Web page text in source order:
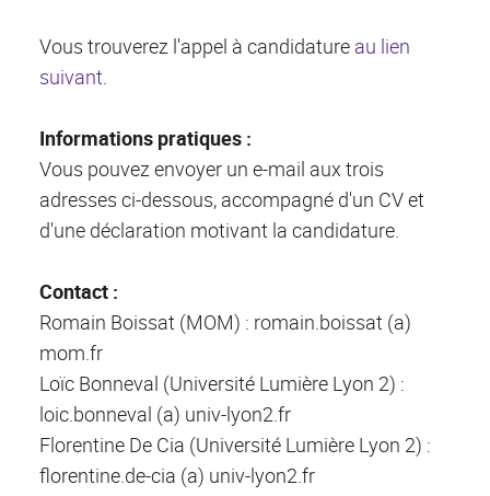
Vous trouverez l'appel à candidature au lien
suivant.
Informations pratiques :
Vous pouvez envoyer un e-mail aux trois
adresses ci-dessous, accompagné d'un CV et
d'une déclaration motivant la candidature.
Contact :
Romain Boissat (MOM) : romain.boissat (a)
mom.fr
Loïc Bonneval (Université Lumière Lyon 2) :
loic.bonneval (a) univ-lyon2.fr
Florentine De Cia (Université Lumière Lyon 2) :
florentine.de-cia (a) univ-lyon2.fr